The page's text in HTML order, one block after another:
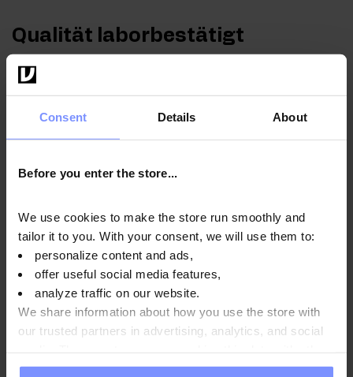
Consent Details About
Before you enter the store...
We use cookies to make the store run smoothly and
tailor it to you. With your consent, we will use them to:
personalize content and ads,
offer useful social media features,
analyze traffic on our website.
We share information about how you use the store with
our trusted partners in advertising, analytics, and social
information you have provided to them or that they have
Qualität laborbestätigt
Im Interesse der Gesundheit unserer Kunden unterliegen
Untersuchungen in einem unabhängigen akkreditierten
OstroVit Mg + B6 - Mikrobiologische analyse 04.03.2026
OstroVit Mg + B6 - Mikrobiologische analyse 03.03.2025